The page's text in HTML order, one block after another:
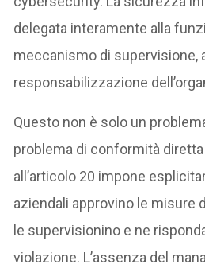
delegata interamente alla
meccanismo di supervisione,
responsabilizzazione
Questo non è solo un
problema di conformità
all’articolo 20 impone
aziendali approvino le misure
le supervisionino e ne
violazione. L’assenza del